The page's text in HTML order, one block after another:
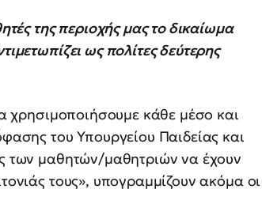
της περιοχής μας το δικαίωμα
ως πολίτες δεύτερης
χρησιμοποιήσουμε κάθε μέσο και
του Υπουργείου Παιδείας και
των μαθητών/μαθητριών να έχουν
τους», υπογραμμίζουν ακόμα οι